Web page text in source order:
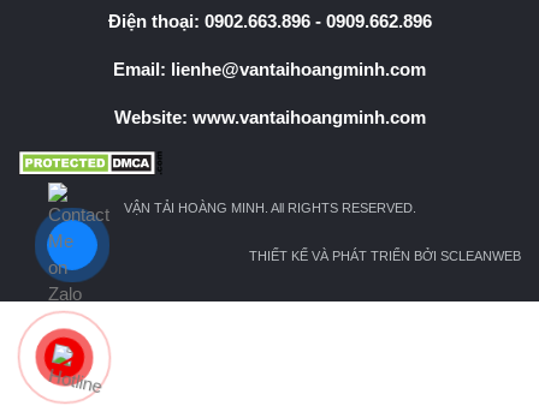
Điện thoại: 0902.663.896- 0909.662.896
Email: lienhe@vantaihoangminh.com
Website: www.vantaihoangminh.com
VẬN TẢI HOÀNG MINH. All RIGHTS RESERVED.
THIẾT KẾ VÀ PHÁT TRIỂN BỞI SCLEANWEB